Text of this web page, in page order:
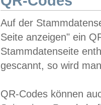
Auf der
Seite anzeigen" ein
Stammdatenseite
gescannt, so wird
QR-Codes können